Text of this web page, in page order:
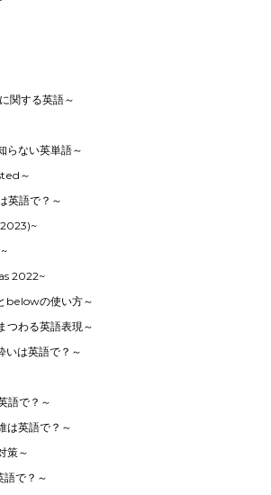
関する英語～
らない英単語～
～
英語で？～
2022~
belowの使い方～
わる英語表現～
は英語で？～
語で？～
は英語で？～
策～
で？～